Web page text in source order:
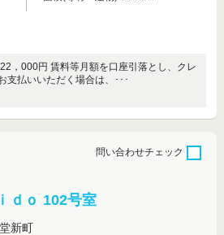
，000円 賃料等月額を口座引落とし、クレ
支払いいただく場合は、･･･
ｄｏ 102号室
新町
問い合わせチェック